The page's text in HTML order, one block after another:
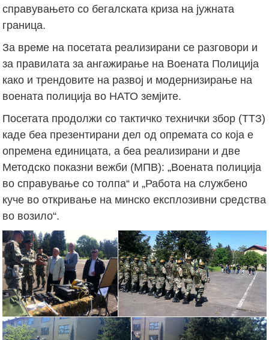
справувањето со бегалската криза на јужната
граница.
За време на посетата реализирани се разговори и
за правилата за ангажирање на Воената Полиција
како и трендовите на развој и модернизирање на
воената полиција во НАТО земјите.
Посетата продолжи со тактичко технички збор (ТТЗ)
каде беа презентирани дел од опремата со која е
опремена единицата, а беа реализирани и две
Методско показни вежби (МПВ): „Воената полиција
во справување со толпа“ и „Работа на службено
куче во откривање на минско експлозивни средства
во возило“.